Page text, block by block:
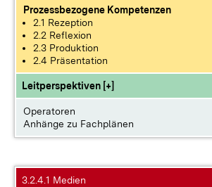
Prozessbezogene Kompetenzen
2.1 Rezeption
2.2 Reflexion
2.3 Produktion
2.4 Präsentation
Leitperspektiven [+]
Operatoren
Anhänge zu Fachplänen
3.2.4.1 Medien